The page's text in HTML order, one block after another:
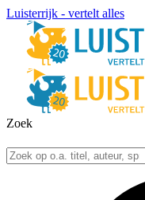
Luisterrijk - vertelt alles
Zoek